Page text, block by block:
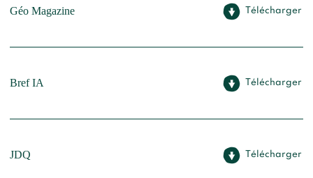
Géo Magazine Télécharger
Bref IA Télécharger
JDQ Télécharger